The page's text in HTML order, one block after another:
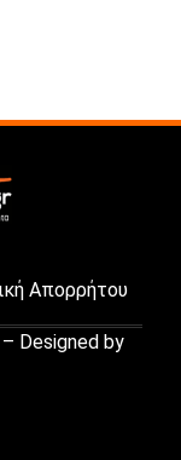
Απορρήτου
Designed by